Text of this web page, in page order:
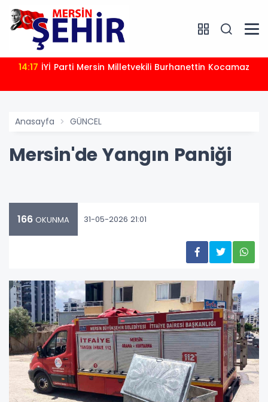
14:17 İYİ Parti Mersin Milletvekili Burhanettin Kocamaz
Anasayfa GÜNCEL
Mersin'de Yangın Paniği
166 OKUNMA 31-05-2026 21:01